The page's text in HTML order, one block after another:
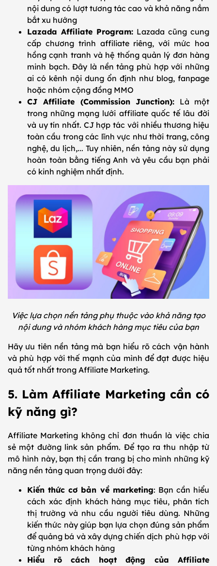
nội dung có lượt tương tác cao và khả năng nắm
bắt xu hướng
Lazada Affiliate Program: Lazada cũng cung
cấp chương trình affiliate riêng, với mức hoa
hồng cạnh tranh và hệ thống quản lý đơn hàng
minh bạch. Đây là nền tảng phù hợp với những
ai có kênh nội dung ổn định như blog, fanpage
hoặc nhóm cộng đồng MMO
CJ Affiliate (Commission Junction): Là một
trong những mạng lưới affiliate quốc tế lâu đời
và uy tín nhất. CJ hợp tác với nhiều thương hiệu
toàn cầu trong các lĩnh vực như thời trang, công
nghệ, du lịch,... Tuy nhiên, nền tảng này sử dụng
hoàn toàn bằng tiếng Anh và yêu cầu bạn phải
có kinh nghiệm nhất định.
Việc lựa chọn nền tảng phụ thuộc vào khả năng tạo
nội dung và nhóm khách hàng mục tiêu của bạn
Hãy ưu tiên nền tảng mà bạn hiểu rõ cách vận hành
và phù hợp với thế mạnh của mình để đạt được hiệu
quả tốt nhất trong Affiliate Marketing.
5. Làm Affiliate Marketing cần có
kỹ năng gì?
Affiliate Marketing không chỉ đơn thuần là việc chia
sẻ một đường link sản phẩm. Để tạo ra thu nhập từ
mô hình này, bạn thị cần trang bị cho mình những kỹ
năng nền tảng quan trọng dưới đây:
Kiến thức cơ bản về marketing: Bạn cần hiểu
cách xác định khách hàng mục tiêu, phân tích
thị trường và nhu cầu người tiêu dùng. Những
kiến thức này giúp bạn lựa chọn đúng sản phẩm
để quảng bá và xây dựng chiến dịch phù hợp với
từng nhóm khách hàng
Hiểu rõ cách hoạt động của Affiliate